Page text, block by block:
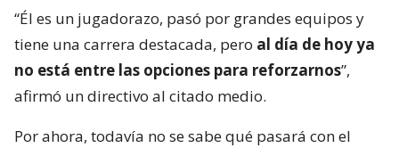
“Él es un jugadorazo, pasó por grandes equipos y
tiene una carrera destacada, pero al día de hoy ya
no está entre las opciones para reforzarnos”,
afirmó un directivo al citado medio.
Por ahora, todavía no se sabe qué pasará con el